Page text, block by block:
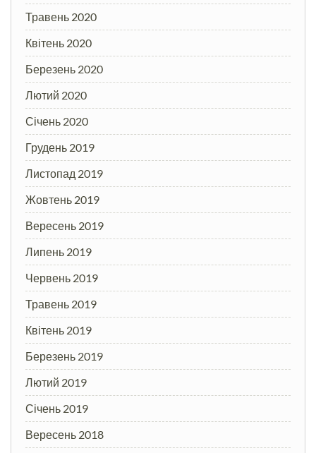
Травень 2020
Квітень 2020
Березень 2020
Лютий 2020
Січень 2020
Грудень 2019
Листопад 2019
Жовтень 2019
Вересень 2019
Липень 2019
Червень 2019
Травень 2019
Квітень 2019
Березень 2019
Лютий 2019
Січень 2019
Вересень 2018